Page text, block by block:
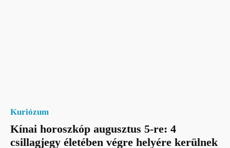
Kuriózum
Kínai horoszkóp augusztus 5-re: 4
csillagjegy életében végre helyére kerülnek